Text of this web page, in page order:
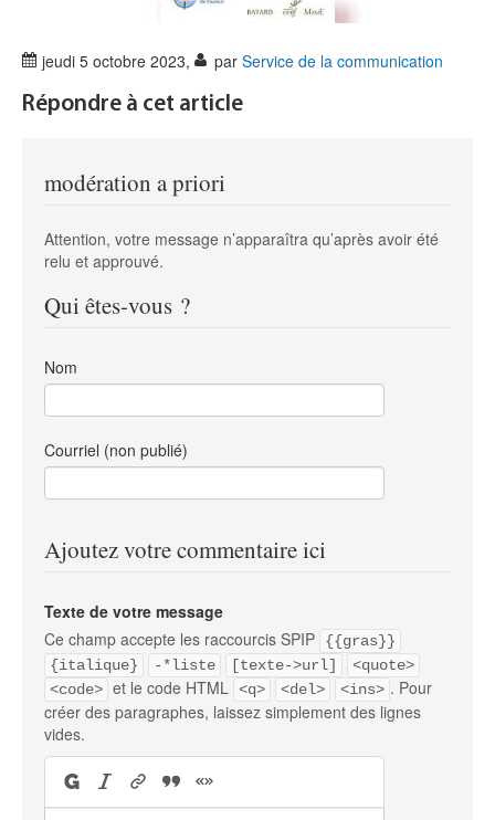
jeudi 5 octobre 2023, par Service de la communication
Répondre à cet article
modération a priori
Attention, votre message n’apparaîtra qu’après avoir été
relu et approuvé.
Qui êtes-vous ?
Nom
Courriel (non publié)
Ajoutez votre commentaire ici
Texte de votre message
Ce champ accepte les raccourcis SPIP
{{gras}}
{italique}
-*liste [texte->url]
<quote>
<code> et le code HTML <q> <del> <ins> . Pour
créer des paragraphes, laissez simplement des lignes
vides.